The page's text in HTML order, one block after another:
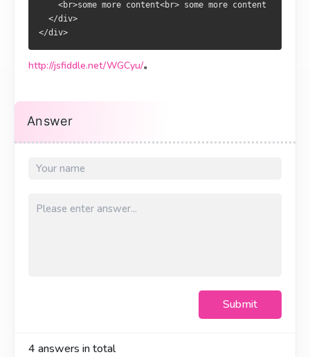
    <br>some more content<br> some more content
  </div>
</div>
http://jsfiddle.net/WGCyu/。
Answer
Submit
4 answers in total